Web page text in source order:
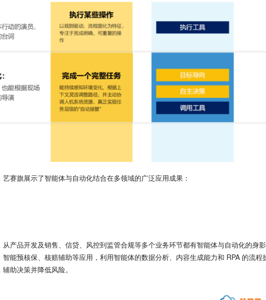
艺赛旗展示了智能体与自动化结合在多领域的广泛应用成果：
产品开发及销售、信贷、风控到监管合规等多个业务环节都有智能体与自动化的身
能预核保、核赔辅助等应用，利用智能体的数据分析、内容生成能力和 RPA 的流程
助决策并降低风险。